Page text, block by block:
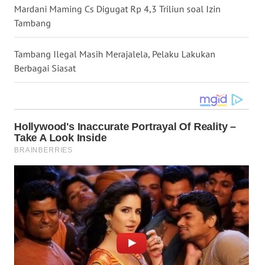
Mardani Maming Cs Digugat Rp 4,3 Triliun soal Izin
Tambang
Tambang Ilegal Masih Merajalela, Pelaku Lakukan
Berbagai Siasat
JATIM
WN
BALI
WN
WN
KALTENG
WN
KALTARA
WN
KALSEL